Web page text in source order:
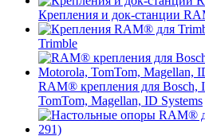
Крепления и док-станции
Trimble
RAM® крепления для Bosch,
TomTom, Magellan, ID Systems